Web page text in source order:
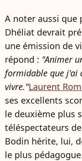
A noter aussi que
Dhéliat devrait
une émission de
répond : "Animer
formidable que j'ai
vivre."Laurent
ses excellents
le deuxième plus
téléspectateurs
Bodin hérite, lui,
le plus